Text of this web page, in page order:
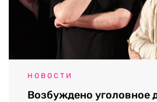
НОВОСТИ
Возбуждено уголовное